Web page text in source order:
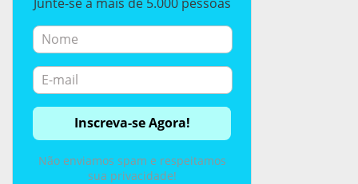
Não enviamos spam e respeitamos
sua privacidade!